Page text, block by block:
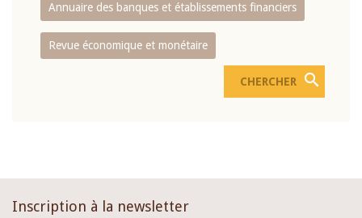
Annuaire des banques et établissements financiers
Revue économique et monétaire
Inscription à la newsletter